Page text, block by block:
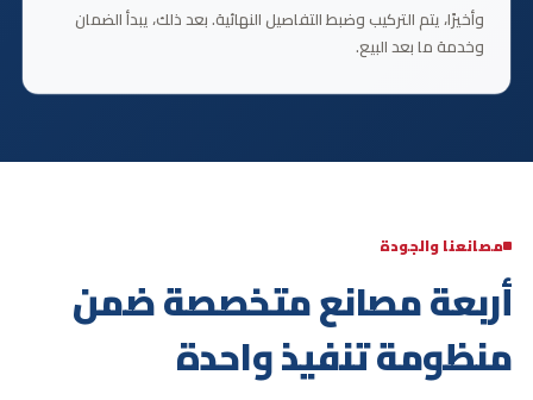
وأخيرًا، يتم التركيب وضبط التفاصيل النهائية. بعد ذلك، يبدأ الضمان
وخدمة ما بعد البيع.
مصانعنا والجودة
أربعة مصانع متخصصةضمن
منظومة تنفيذ واحدة